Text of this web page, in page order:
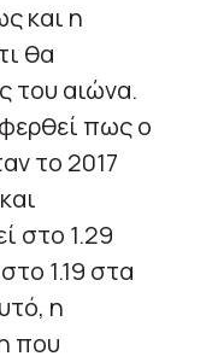
και η
θα
του αιώνα.
πως ο
το 2017
στο 1.29
1.19 στα
η
που